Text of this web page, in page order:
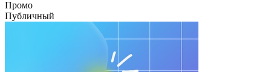
Промо
Публичный